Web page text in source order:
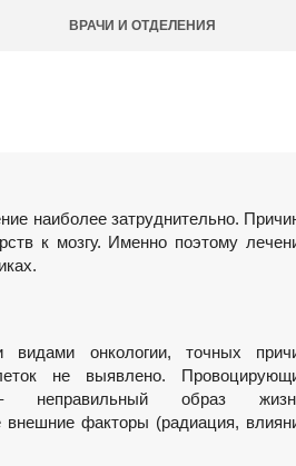
ВРАЧИ И ОТДЕЛЕНИЯ
наиболее затруднительно.
к мозгу. Именно поэтому
онкологии, точных
не выявлено.
неправильный образ
внешние факторы (радиация,